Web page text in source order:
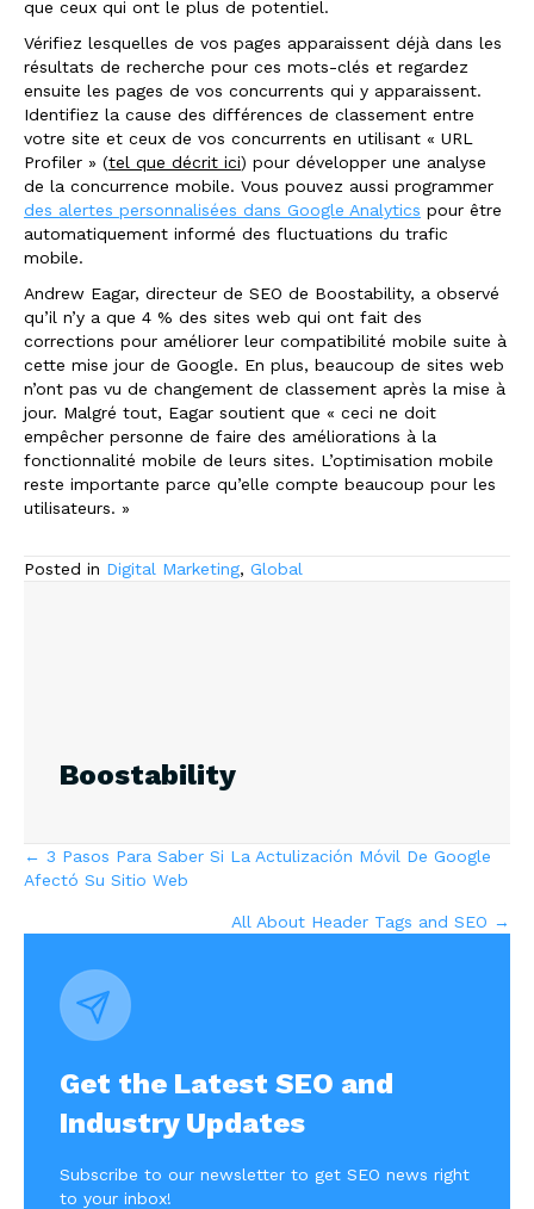
que ceux qui ont le plus de potentiel.
Vérifiez lesquelles de vos pages apparaissent déjà dans les
résultats de recherche pour ces mots-clés et regardez
ensuite les pages de vos concurrents qui y apparaissent.
Identifiez la cause des différences de classement entre
votre site et ceux de vos concurrents en utilisant « URL
Profiler » (tel que décrit ici) pour développer une analyse
de la concurrence mobile. Vous pouvez aussi programmer
des alertes personnalisées dans Google Analytics pour être
automatiquement informé des fluctuations du trafic
mobile.
Andrew Eagar, directeur de SEO de Boostability, a observé
qu’il n’y a que 4 % des sites web qui ont fait des
corrections pour améliorer leur compatibilité mobile suite à
cette mise jour de Google. En plus, beaucoup de sites web
n’ont pas vu de changement de classement après la mise à
jour. Malgré tout, Eagar soutient que « ceci ne doit
empêcher personne de faire des améliorations à la
fonctionnalité mobile de leurs sites. L’optimisation mobile
reste importante parce qu’elle compte beaucoup pour les
utilisateurs. »
Posted in Digital Marketing, Global
Boostability
Posts
← 3 Pasos Para Saber Si La Actulización Móvil De Google
Afectó Su Sitio Web
All About Header Tags and SEO →
Get the Latest SEO and
Industry Updates
Subscribe to our newsletter to get SEO news right
to your inbox!